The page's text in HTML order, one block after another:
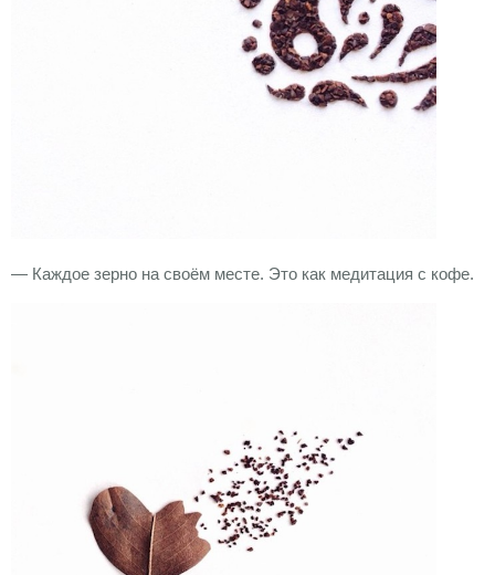
— Каждое зерно на своём месте. Это как медитация с кофе.